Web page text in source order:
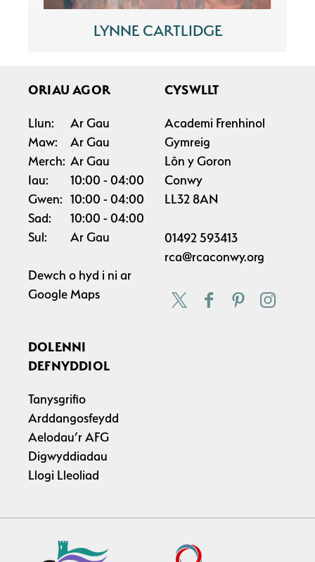
LYNNE CARTLIDGE
ORIAU AGOR
Llun:
Ar Gau
Maw:
Ar Gau
Merch: Ar Gau
Iau:
10:00
04:00
Gwen: 10:00
04:00
Sad:
10:00
04:00
Sul:
Ar Gau
Dewch o hyd i ni ar
Google Maps
CYSWLLT
Academi Frenhinol
Gymreig
Lôn y Goron
Conwy
LL32 8AN
01492 593413
rca@rcaconwy.org
DOLENNI
DEFNYDDIOL
Tanysgrifio
Arddangosfeydd
Aelodau’r AFG
Digwyddiadau
Llogi Lleoliad